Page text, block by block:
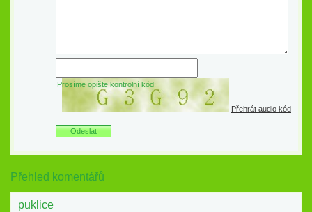
Prosíme opište kontrolní kód:
Přehrát audio kód
Přehled komentářů
puklice